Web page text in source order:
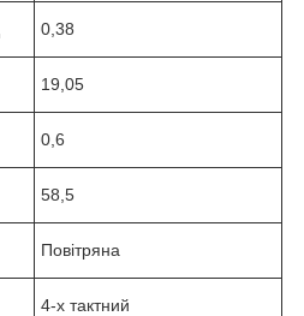
0,38
19,05
0,6
58,5
Повітряна
4-х тактний